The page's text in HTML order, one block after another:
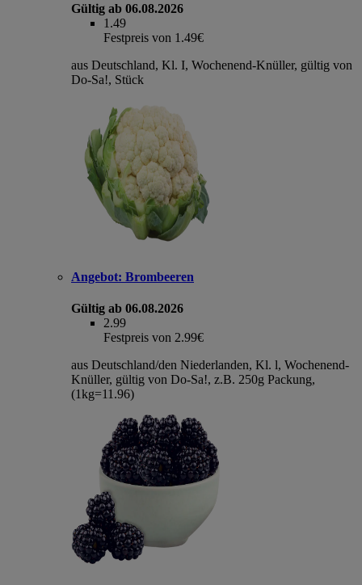
Gültig ab 06.08.2026
1.49
Festpreis von 1.49€
aus Deutschland, Kl. I, Wochenend-Knüller, gültig von
Do-Sa!, Stück
Angebot: Brombeeren
Gültig ab 06.08.2026
2.99
Festpreis von 2.99€
aus Deutschland/den Niederlanden, Kl. l, Wochenend-
Knüller, gültig von Do-Sa!, z.B. 250g Packung,
(1kg=11.96)